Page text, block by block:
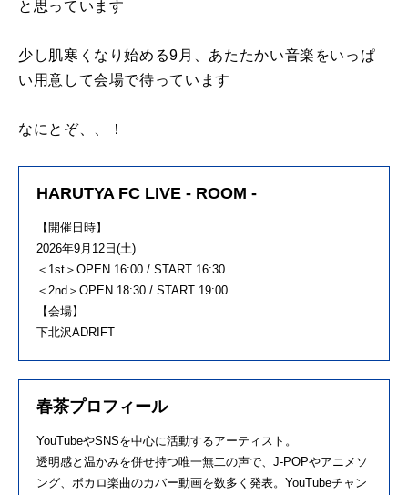
と思っています
少し肌寒くなり始める9月、あたたかい音楽をいっぱ
い用意して会場で待っています
なにとぞ、、！
HARUTYA FC LIVE - ROOM -
【開催日時】
2026年9月12日(土)
＜1st＞OPEN 16:00 / START 16:30
＜2nd＞OPEN 18:30 / START 19:00
【会場】
下北沢ADRIFT
春茶プロフィール
YouTubeやSNSを中心に活動するアーティスト。
透明感と温かみを併せ持つ唯一無二の声で、J-POPやアニメソ
ング、ボカロ楽曲のカバー動画を数多く発表。YouTubeチャン